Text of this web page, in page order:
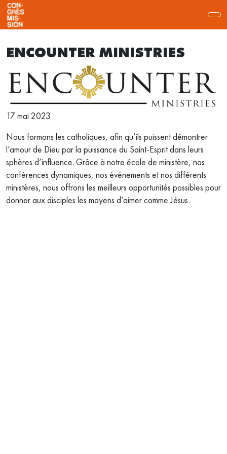
ENCOUNTER MINISTRIES
17 mai 2023
Nous formons les catholiques, afin qu’ils puissent démontrer
l’amour de Dieu par la puissance du Saint-Esprit dans leurs
sphères d’influence. Grâce à notre école de ministère, nos
conférences dynamiques, nos événements et nos différents
ministères, nous offrons les meilleurs opportunités possibles pour
donner aux disciples les moyens d’aimer comme Jésus.